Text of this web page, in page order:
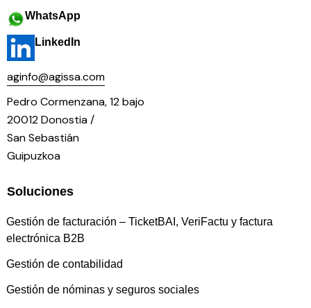
WhatsApp
LinkedIn
aginfo@agissa.com
Pedro Cormenzana, 12 bajo
20012 Donostia /
San Sebastián
Guipuzkoa
Soluciones
Gestión de facturación – TicketBAI, VeriFactu y factura
electrónica B2B
Gestión de contabilidad
Gestión de nóminas y seguros sociales